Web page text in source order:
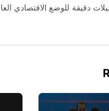
دقيقة للوضع الاقتصادي